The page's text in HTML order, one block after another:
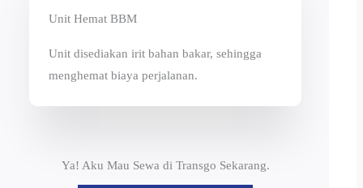
Unit Hemat BBM
Unit disediakan irit bahan bakar, sehingga
menghemat biaya perjalanan.
Ya! Aku Mau Sewa di Transgo Sekarang.